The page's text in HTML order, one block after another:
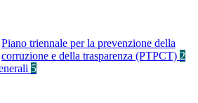
Piano triennale per la prevenzione della
corruzione e della trasparenza (PTPCT) 2
5